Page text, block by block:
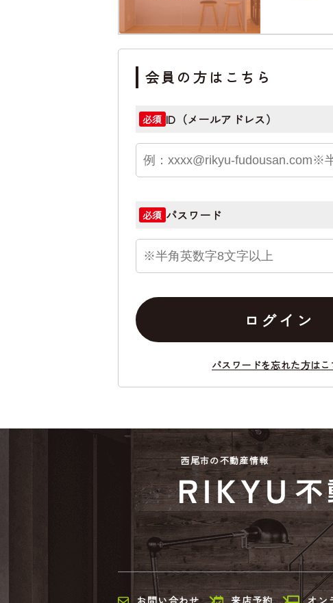
会員の方はこちら
必須 ID（メールアドレス）
必須 パスワード
ログイン
パスワードを忘れた方は
西尾市の不動産情報
お問い合わせ 来店予約 オン